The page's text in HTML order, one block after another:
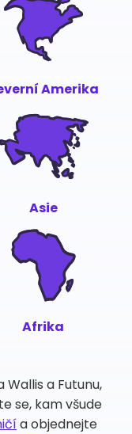
Amerika
Asie
Afrika
a Futunu,
se, kam všude
a objednejte